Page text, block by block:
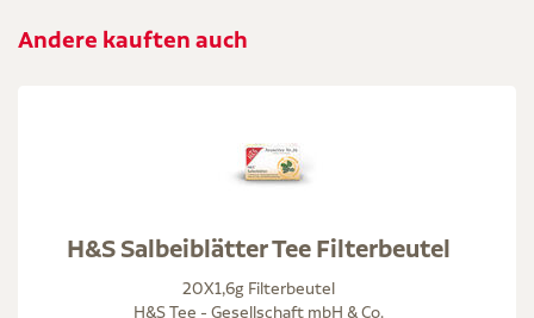
Andere kauften auch
H&S Salbeiblätter Tee Filterbeutel
20X1,6g Filterbeutel
H&S Tee - Gesellschaft mbH & Co.